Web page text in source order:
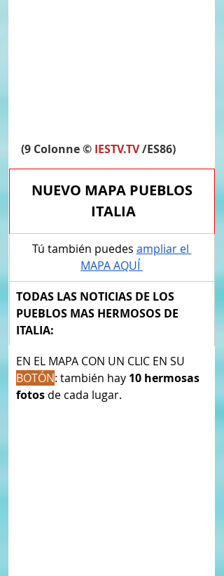
(9 Colonne © IESTV.TV /ES86)
NUEVO MAPA PUEBLOS
ITALIA
​​​Tú también puedes ampliar el
MAPA AQUÍ
TODAS LAS NOTICIAS DE LOS
PUEBLOS MAS HERMOSOS DE
ITALIA:
​EN EL MAPA CON UN CLIC EN SU
BOTÓN: ​también hay 10 hermosas
fotos de cada lugar.